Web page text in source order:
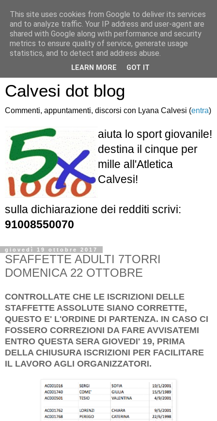
Atletica Sandro
Calvesi dot blog
Commenti, appuntamenti, discorsi con Lyana Calvesi (entra)
aiuta lo sport giovanile!
destina il cinque per
mille all'Atletica
Calvesi!
sulla dichiarazione dei redditi scrivi:
91008550070
giovedì 19 ottobre 2017
SFAFFETTE ADULTI 7TORRI
DOMENICA 22 OTTOBRE
CONTROLLATE CHE LE ISCRIZIONI DELLE
STAFFETTE ASSOLUTE SIANO CORRETTE,
QUESTO E' L'ORDINE DI PARTENZA. IN CASO CI
FOSSERO CORREZIONI DA FARE AVVISATEMI
ENTRO QUESTA SERA GIOVEDI' 19, PRIMA
DELLA CHIUSURA ISCRIZIONI PER FACILITARE
IL LAVORO AGLI ORGANIZZATORI.
This site uses cookies from Google to deliver its services
and to analyze traffic. Your IP address and user-agent are
shared with Google along with performance and security
metrics to ensure quality of service, generate usage
statistics, and to detect and address abuse.
LEARN MORE GOT IT